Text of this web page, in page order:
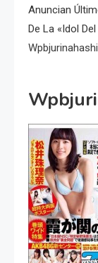
Anuncian
De La «idol